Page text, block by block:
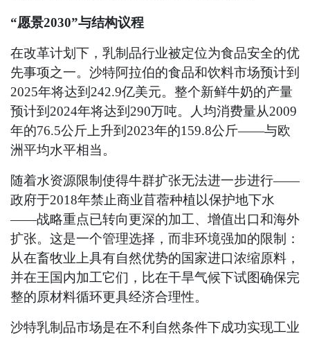
“愿景2030”与结构议程
在改革计划下，乳制品行业被定位为食品安全的优
先事项之一。沙特阿拉伯的食品和饮料市场预计到
2025年将达到242.9亿美元。整个新鲜牛奶的产量
预计到2024年将达到290万吨。人均消费量从2009
年的76.5公斤上升到2023年的159.8公斤——与欧
洲平均水平相当。
随着水资源限制使得牛群扩张无法进一步进行——
政府于2018年禁止商业苜蓿种植以保护地下水
——战略重点已转向更深的加工、增值出口和海外
扩张。这是一个管理选择，而非环境强加的限制：
从在畜牧业上具有自然优势的国家进口浓缩原料，
并在王国内加工它们，比在干旱气候下试图确保完
整的原材料循环更具经济合理性。
沙特乳制品市场是在不利自然条件下成功实现工业